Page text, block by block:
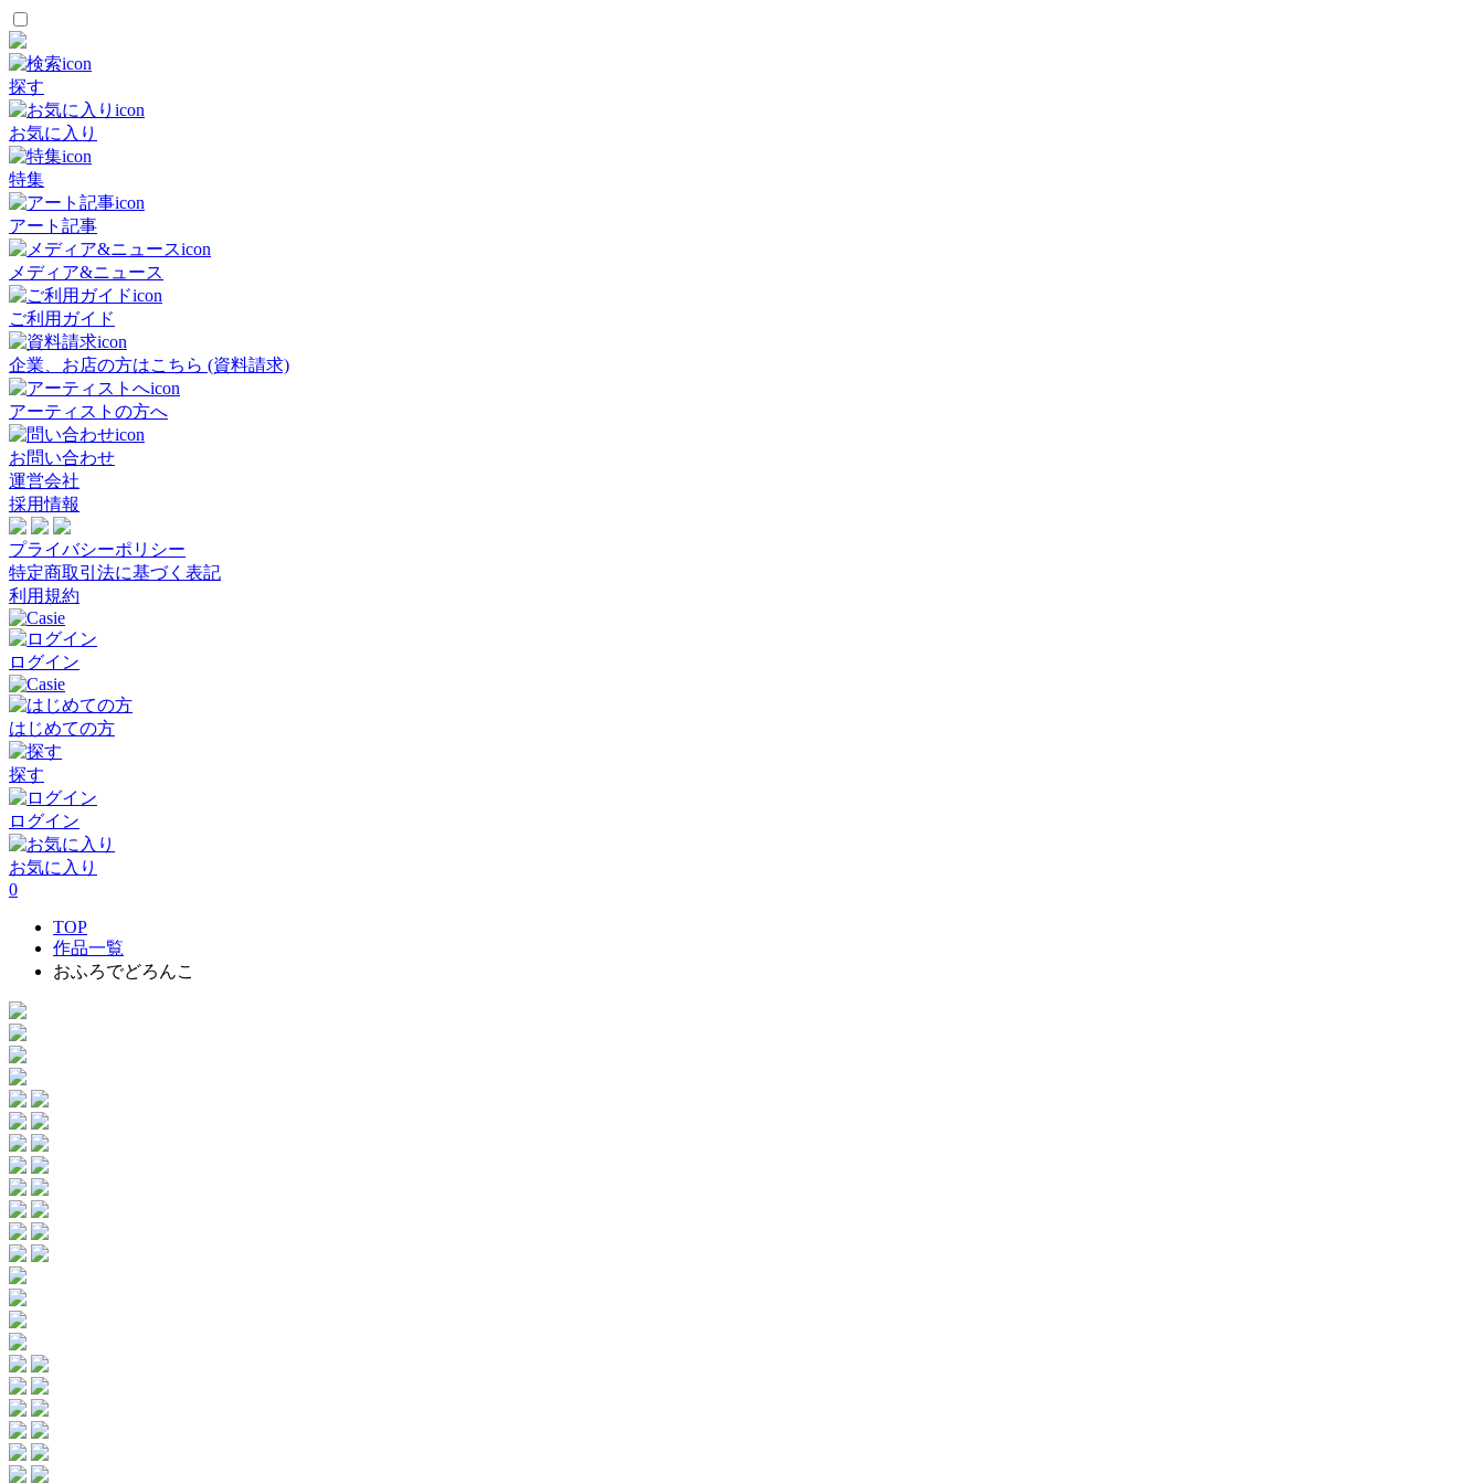
探す
お気に入り
特集
アート記事
メディア&ニュース
ご利用ガイド
企業、お店の方はこちら (資料請求)
アーティストの方へ
お問い合わせ
運営会社
採用情報
プライバシーポリシー
特定商取引法に基づく表記
利用規約
ログイン
はじめての方
探す
ログイン
お気に入り
0
TOP
作品一覧
おふろでどろんこ